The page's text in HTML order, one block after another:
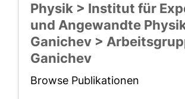
Physik > Institut für
und Angewandte
Ganichev >
Ganichev
Browse Publikationen